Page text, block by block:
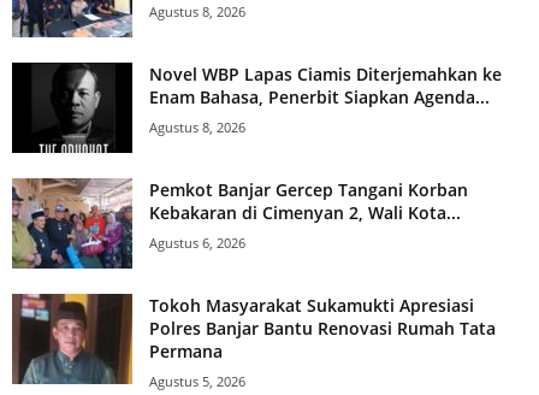
Agustus 8, 2026
Novel WBP Lapas Ciamis Diterjemahkan ke
Enam Bahasa, Penerbit Siapkan Agenda...
Agustus 8, 2026
Pemkot Banjar Gercep Tangani Korban
Kebakaran di Cimenyan 2, Wali Kota...
Agustus 6, 2026
Tokoh Masyarakat Sukamukti Apresiasi
Polres Banjar Bantu Renovasi Rumah Tata
Permana
Agustus 5, 2026